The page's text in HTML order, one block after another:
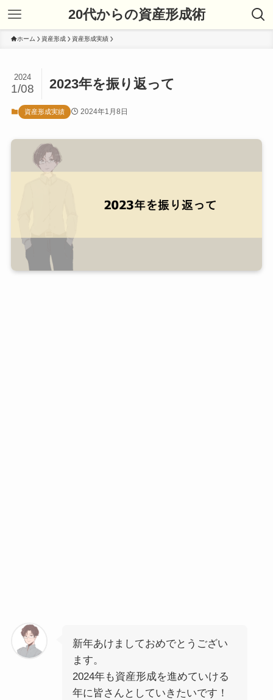
20代からの資産形成術
ホーム 資産形成 資産形成実績
2023年を振り返って
2024
1/08
資産形成実績 2024年1月8日
新年あけましておめでとうござい
ます。
2024年も資産形成を進めていける
年に皆さんとしていきたいです！